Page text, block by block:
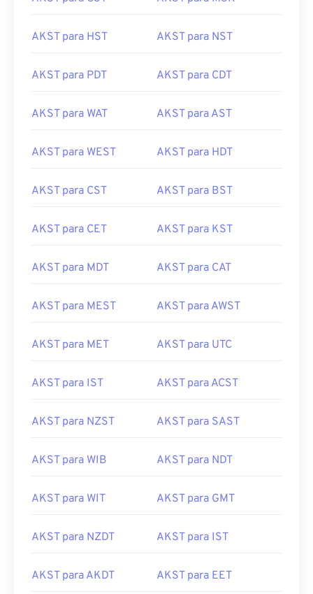
AKST para HST AKST para NST
AKST para PDT AKST para CDT
AKST para WAT AKST para AST
AKST para WEST AKST para HDT
AKST para CST AKST para BST
AKST para CET AKST para KST
AKST para MDT AKST para CAT
AKST para MEST AKST para AWST
AKST para MET AKST para UTC
AKST para IST AKST para ACST
AKST para NZST AKST para SAST
AKST para WIB AKST para NDT
AKST para WIT AKST para GMT
AKST para NZDT AKST para IST
AKST para AKDT AKST para EET